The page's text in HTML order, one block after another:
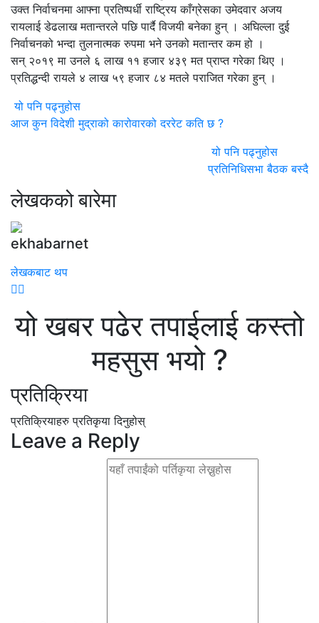
उक्त निर्वाचनमा आफ्ना प्रतिष्पर्धी राष्ट्रिय काँग्रेसका उमेदवार अजय
रायलाई डेढलाख मतान्तरले पछि पार्दै विजयी बनेका हुन् । अघिल्ला दुई
निर्वाचनको भन्दा तुलनात्मक रुपमा भने उनको मतान्तर कम हो ।
सन् २०१९ मा उनले ६ लाख ११ हजार ४३९ मत प्राप्त गरेका थिए ।
प्रतिद्धन्दी रायले ४ लाख ५९ हजार ८४ मतले पराजित गरेका हुन् ।
यो पनि पढ्नुहोस
आज कुन विदेशी मुद्राको कारोवारको दररेट कति छ ?
यो पनि पढ्नुहोस
प्रतिनिधिसभा बैठक बस्दै
लेखकको बारेमा
ekhabarnet
लेखकबाट थप
यो खबर पढेर तपाईलाई कस्तो
महसुस भयो ?
प्रतिक्रिया
प्रतिक्रियाहरु प्रतिकृया दिनुहोस्
Leave a Reply